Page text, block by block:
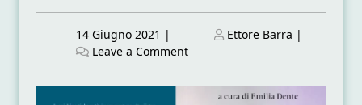
Posted
on
14 Giugno 2021 |
Posted
Ettore Barra |
Leave a Commenton
d’inverno”